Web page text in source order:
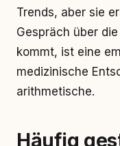
Trends, aber sie
Gespräch über
kommt, ist eine
medizinische
arithmetische.
Häufig